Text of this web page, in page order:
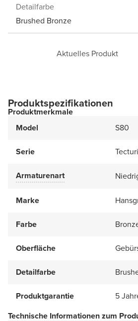
Detailfarbe
Brushed Bronze
Aktuelles Produkt
Produktspezifikationen
Produktmerkmale
Model
S80
Serie
Armaturenart
Marke
Farbe
Oberfläche
Detailfarbe
Produktgarantie
5
Technische Informationen zum